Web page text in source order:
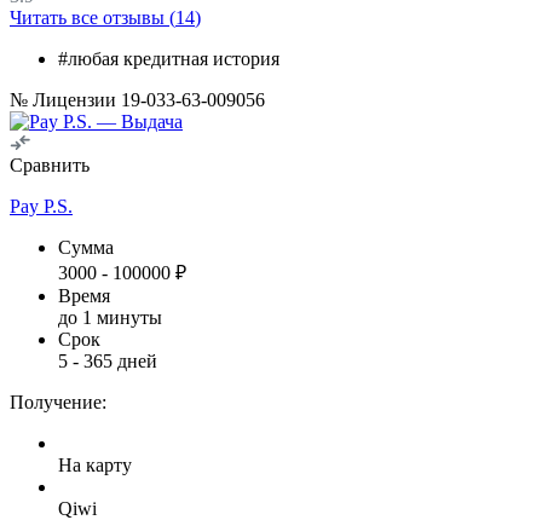
Читать все отзывы (14)
#любая кредитная история
№ Лицензии 19-033-63-009056
Сравнить
Pay P.S.
Сумма
3000 - 100000 ₽
Время
до 1 минуты
Срок
5 - 365 дней
Получение:
На карту
Qiwi